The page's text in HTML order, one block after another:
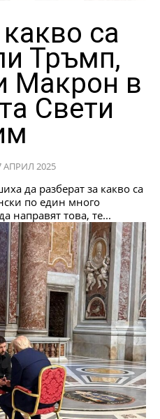
са
Тръмп,
Макрон в
Свети
АПРИЛ 2025
да разберат за какво са
по един много
направят това, те...